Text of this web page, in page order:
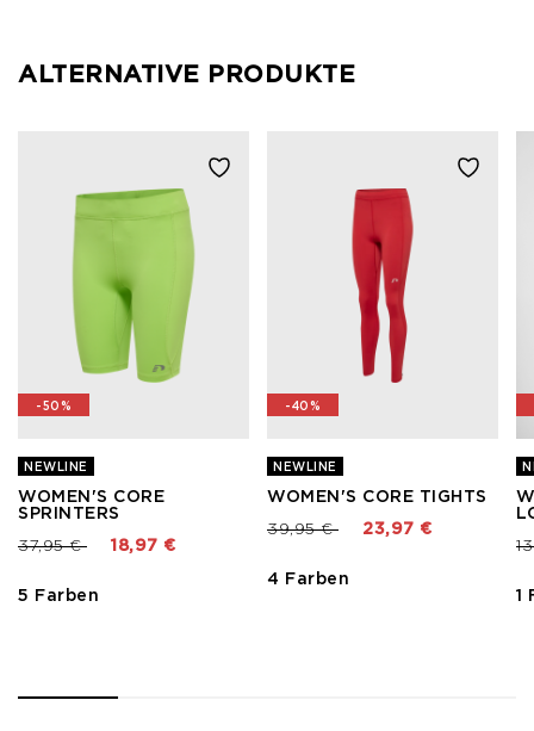
ALTERNATIVE PRODUKTE
-50%
NEWLINE
WOMEN'S CORE
SPRINTERS
Preis reduziert von
37,95 €bis 18,97 €
5 Farben
-40%
NEWLINE
WOMEN'S CORE TIGHTS
Preis reduziert von
39,95 €bis 23,97 €
4 Farben
1